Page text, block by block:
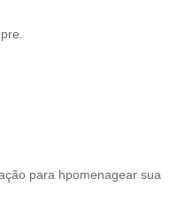
para hpomenagear sua